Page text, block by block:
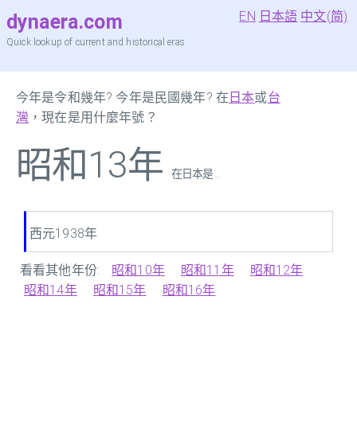
dynaera.com
Quick lookup of current and historical eras
EN 日本語 中文(简)
今年是令和幾年? 今年是民國幾年? 在 日本或台
灣 ，現在是用什麼年號？
昭和13年 在日本是 ...
西元1938年
看看其他年份: 昭和10年 昭和11年
昭和12年
昭和14年
昭和15年 昭和16年